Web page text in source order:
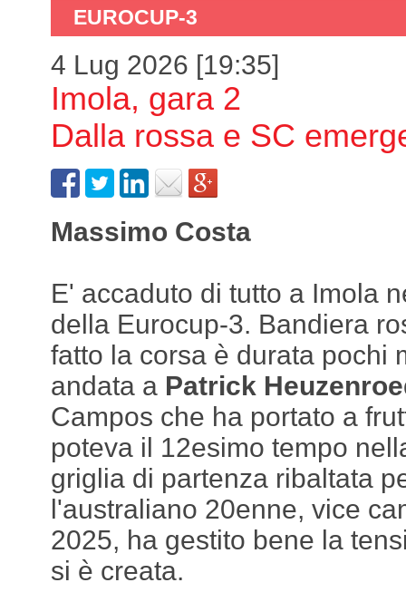
EUROCUP-3
4 Lug 2026 [19:35]
Imola, gara 2
Dalla rossa e SC
Massimo Costa
E' accaduto di tutto a Imola
della Eurocup-3. Bandiera
fatto la corsa è durata pochi
andata a Patrick
Campos che ha portato a
poteva il 12esimo tempo
griglia di partenza ribaltata
l'australiano 20enne, vice
2025, ha gestito bene la
si è creata.